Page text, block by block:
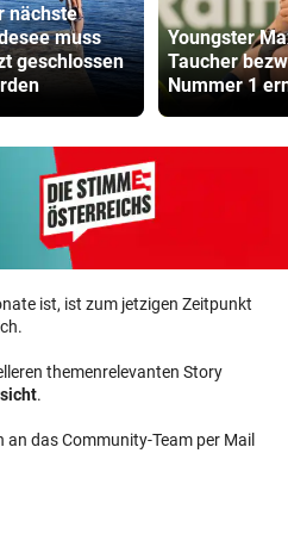
nächste
muss
geschlossen
Youngster
Taucher
Nummer 1
ist, ist zum jetzigen Zeitpunkt
themenrelevanten Story
.
an das Community-Team per Mail